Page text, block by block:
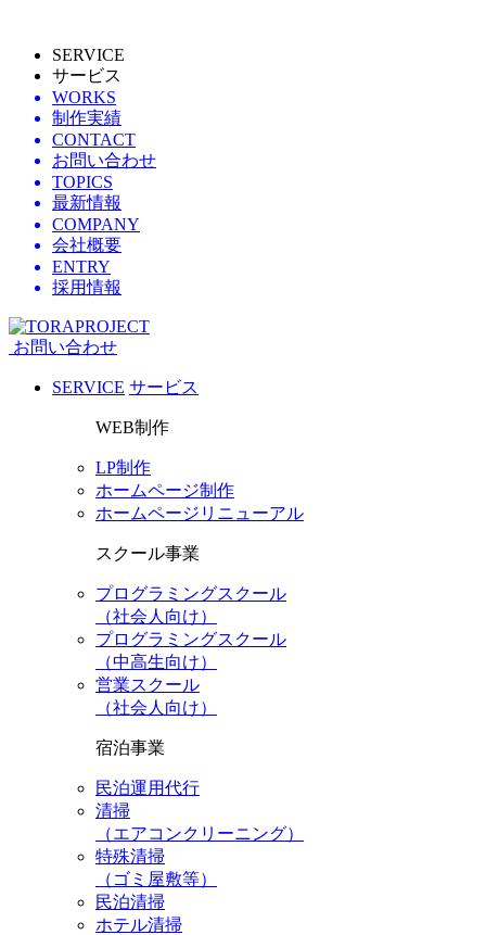
SERVICE
サービス
WORKS
制作実績
CONTACT
お問い合わせ
TOPICS
最新情報
COMPANY
会社概要
ENTRY
採用情報
お問い合わせ
SERVICE サービス
WEB制作
LP制作
ホームページ制作
ホームページリニューアル
スクール事業
プログラミングスクール
（社会人向け）
プログラミングスクール
（中高生向け）
営業スクール
（社会人向け）
宿泊事業
民泊運用代行
清掃
（エアコンクリーニング）
特殊清掃
（ゴミ屋敷等）
民泊清掃
ホテル清掃